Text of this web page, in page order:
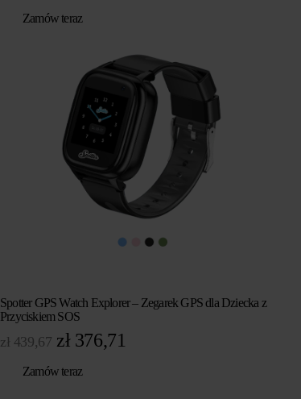
wynosiła:
zł 439,67.zł 293,11.
Zamów teraz
Spotter GPS Watch Explorer – Zegarek GPS dla Dziecka z
Przyciskiem SOS
zł 439,67 Pierwotna
zł376,71
Zamów teraz